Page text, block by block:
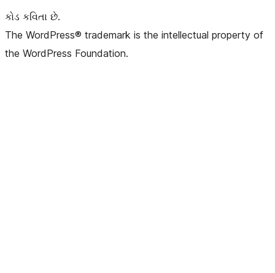
કોડ કવિતા છે.
The WordPress® trademark is the intellectual property of
the WordPress Foundation.